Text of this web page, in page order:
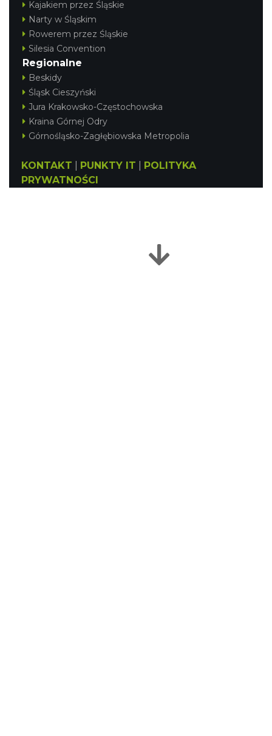
Kajakiem przez Śląskie
Narty w Śląskim
Rowerem przez Śląskie
Silesia Convention
Regionalne
Beskidy
Śląsk Cieszyński
Jura Krakowsko-Częstochowska
Kraina Górnej Odry
Górnośląsko-Zagłębiowska Metropolia
KONTAKT PUNKTY IT
POLITYKA
PRYWATNOŚCI